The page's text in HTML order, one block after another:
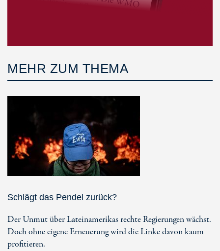
MEHR ZUM THEMA
Schlägt das Pendel zurück?
Der Unmut über Lateinamerikas rechte Regierungen wächst.
Doch ohne eigene Erneuerung wird die Linke davon kaum
profitieren.